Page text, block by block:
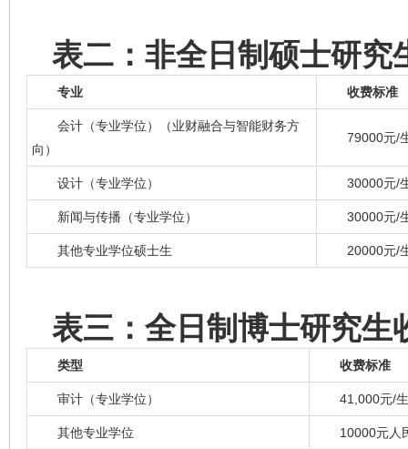
表二：非全日制硕士研究
专业 收费标准
会计（专业学位）（业财融合与智能财务方
向）
79000元/
设计（专业学位） 30000元/
新闻与传播（专业学位） 30000元/
其他专业学位硕士生 20000元/
表三： 全日制博士研究生
类型 收费标准
审计（专业学位） 41,000元/
其他专业学位 10000元人